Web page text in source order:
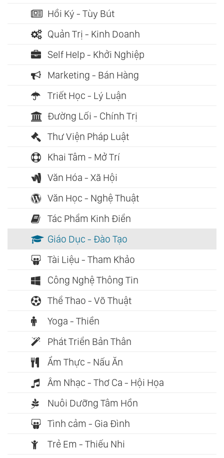
Hồi Ký - Tùy Bút
Quản Trị - Kinh Doanh
Self Help - Khởi Nghiệp
Marketing - Bán Hàng
Triết Học - Lý Luận
Đường Lối - Chính Trị
Thư Viện Pháp Luật
Khai Tâm - Mở Trí
Văn Hóa - Xã Hội
Văn Học - Nghệ Thuật
Tác Phẩm Kinh Điển
Giáo Dục - Đào Tạo
Tài Liệu - Tham Khảo
Công Nghệ Thông Tin
Thể Thao - Võ Thuật
Yoga - Thiền
Phát Triển Bản Thân
Ẩm Thực - Nấu Ăn
Âm Nhạc - Thơ Ca - Hội Họa
Nuôi Dưỡng Tâm Hồn
Tình cảm - Gia Đình
Trẻ Em - Thiếu Nhi